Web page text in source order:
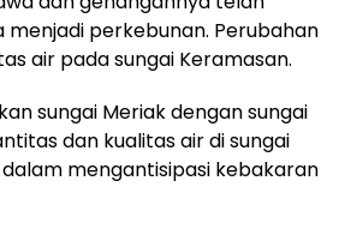
perkebunan. Perubahan
air pada sungai Keramasan.
sungai Meriak dengan sungai
dan kualitas air di sungai
mengantisipasi kebakaran